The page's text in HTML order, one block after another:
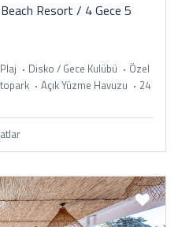
Resort / 4 Gece 5
Plaj Disko / Gece Kulübü
Özel
Açık Yüzme Havuzu
24